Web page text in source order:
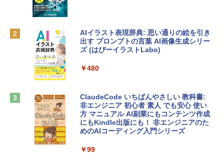
￥137,800
tomtoc 360°保護 15.6 16インチ パソコ
￥2,952
Apple 2026 MacBook Air M5チップ搭載
igence、13.6インチLiquid Retinaディ
Microsoft Office Home & Business 202
4(最新 永続版)|オンラインコード版|Wind
Robloxギフトカード - 2,000 Robux 【限
定バーチャルアイテムを含む】 【オンラ
インゲームコード】 ロブロックス | オン
ラインコード版
￥3,200
AIイラスト表現辞典: 思い通りの絵を引き
出す プロンプトの言葉 AI画像生成シリー
ズ (はぴーイラストLabo)
￥480
ClaudeCode いちばんやさしい 教科書:
非エンジニア 初心者 素人 でも安心 使い
方 マニュアル AI副業にもコンテンツ作成
にもKindle出版にも！ 非エンジニアのた
めのAIコーディング入門シリーズ
￥99